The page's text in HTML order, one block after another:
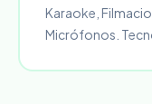
Karaoke,
Micrófonos.